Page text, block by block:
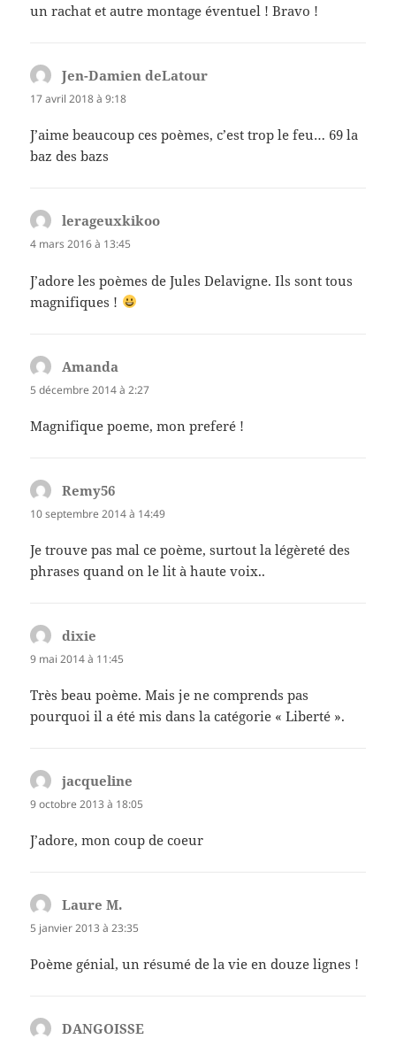
un rachat et autre montage éventuel ! Bravo !
Jen-Damien deLatour
17 avril 2018 à 9:18
J’aime beaucoup ces poèmes, c’est trop le feu… 69 la
baz des bazs
lerageuxkikoo
4 mars 2016 à 13:45
J’adore les poèmes de Jules Delavigne. Ils sont tous
magnifiques !
Amanda
5 décembre 2014 à 2:27
Magnifique poeme, mon preferé !
Remy56
10 septembre 2014 à 14:49
Je trouve pas mal ce poème, surtout la légèreté des
phrases quand on le lit à haute voix..
dixie
9 mai 2014 à 11:45
Très beau poème. Mais je ne comprends pas
pourquoi il a été mis dans la catégorie « Liberté ».
jacqueline
9 octobre 2013 à 18:05
J’adore, mon coup de coeur
Laure M.
5 janvier 2013 à 23:35
Poème génial, un résumé de la vie en douze lignes !
DANGOISSE